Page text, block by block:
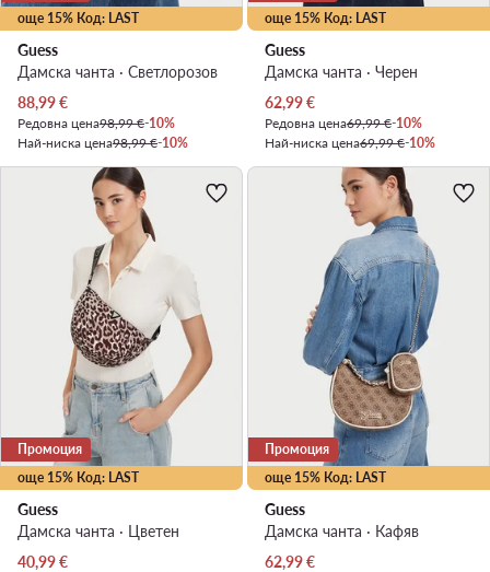
още 15% Код: LAST
Guess
Дамска чанта · Светлорозов
Актуална цена
88,99€
Редовна цена98,99 €-10%
Най-ниска цена98,99 €-10%
още 15% Код: LAST
Guess
Дамска чанта · Черен
Актуална цена
62,99€
Редовна цена69,99 €-10%
Най-ниска цена69,99 €-10%
още 15% Код: LAST
Промоция
Guess
Дамска чанта · Цветен
Актуална цена
40,99€
още 15% Код: LAST
Промоция
Guess
Дамска чанта · Кафяв
Актуална цена
62,99€